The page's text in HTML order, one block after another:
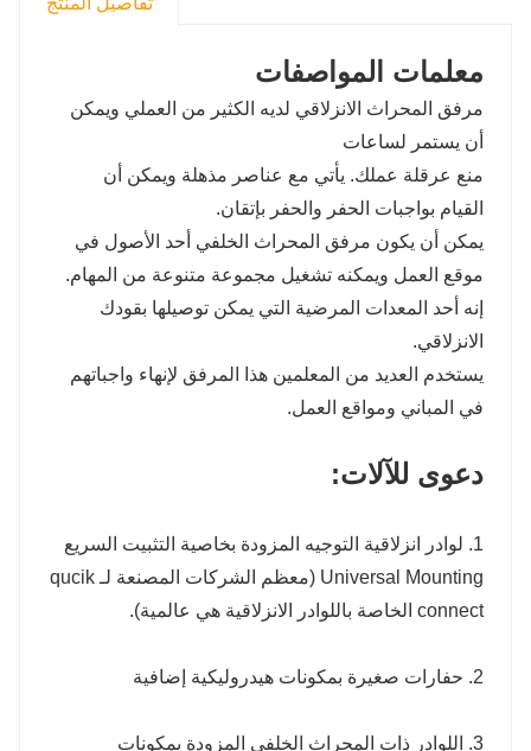
معلمات المواصفات
مرفق المحراث الانزلاقي لديه الكثير من العملي ويمكن
أن يستمر لساعات
منع عرقلة عملك. يأتي مع عناصر مذهلة ويمكن أن
القيام بواجبات الحفر والحفر بإتقان.
يمكن أن يكون مرفق المحراث الخلفي أحد الأصول في
موقع العمل ويمكنه تشغيل مجموعة متنوعة من المهام.
إنه أحد المعدات المرضية التي يمكن توصيلها بقودك
الانزلاقي.
يستخدم العديد من المعلمين هذا المرفق لإنهاء واجباتهم
في المباني ومواقع العمل.
دعوى للآلات:
1. لوادر انزلاقية التوجيه المزودة بخاصية التثبيت السريع
Universal Mounting (معظم الشركات المصنعة لـ qucik
connect الخاصة باللوادر الانزلاقية هي عالمية).
2. حفارات صغيرة بمكونات هيدروليكية إضافية
3. اللوادر ذات المحراث الخلفي المزودة بمكونات